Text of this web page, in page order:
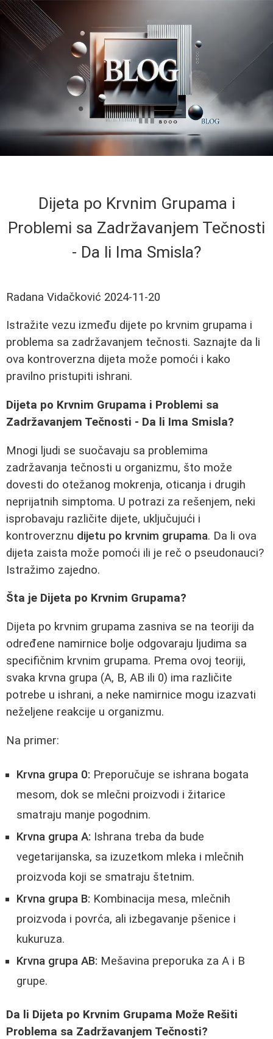
Dijeta po Krvnim Grupama i
Problemi sa Zadržavanjem Tečnosti
- Da li Ima Smisla?
Radana Vidačković 2024-11-20
Istražite vezu između dijete po krvnim grupama i
problema sa zadržavanjem tečnosti. Saznajte da li
ova kontroverzna dijeta može pomoći i kako
pravilno pristupiti ishrani.
Dijeta po Krvnim Grupama i Problemi sa
Zadržavanjem Tečnosti - Da li Ima Smisla?
Mnogi ljudi se suočavaju sa problemima
zadržavanja tečnosti u organizmu, što može
dovesti do otežanog mokrenja, oticanja i drugih
neprijatnih simptoma. U potrazi za rešenjem, neki
isprobavaju različite dijete, uključujući i
kontroverznu dijetu po krvnim grupama. Da li ova
dijeta zaista može pomoći ili je reč o pseudonauci?
Istražimo zajedno.
Šta je Dijeta po Krvnim Grupama?
Dijeta po krvnim grupama zasniva se na teoriji da
određene namirnice bolje odgovaraju ljudima sa
specifičnim krvnim grupama. Prema ovoj teoriji,
svaka krvna grupa (A, B, AB ili 0) ima različite
potrebe u ishrani, a neke namirnice mogu izazvati
neželjene reakcije u organizmu.
Na primer:
Krvna grupa 0: Preporučuje se ishrana bogata
mesom, dok se mlečni proizvodi i žitarice
smatraju manje pogodnim.
Krvna grupa A: Ishrana treba da bude
vegetarijanska, sa izuzetkom mleka i mlečnih
proizvoda koji se smatraju štetnim.
Krvna grupa B: Kombinacija mesa, mlečnih
proizvoda i povrća, ali izbegavanje pšenice i
kukuruza.
Krvna grupa AB: Mešavina preporuka za A i B
grupe.
Da li Dijeta po Krvnim Grupama Može Rešiti
Problema sa Zadržavanjem Tečnosti?